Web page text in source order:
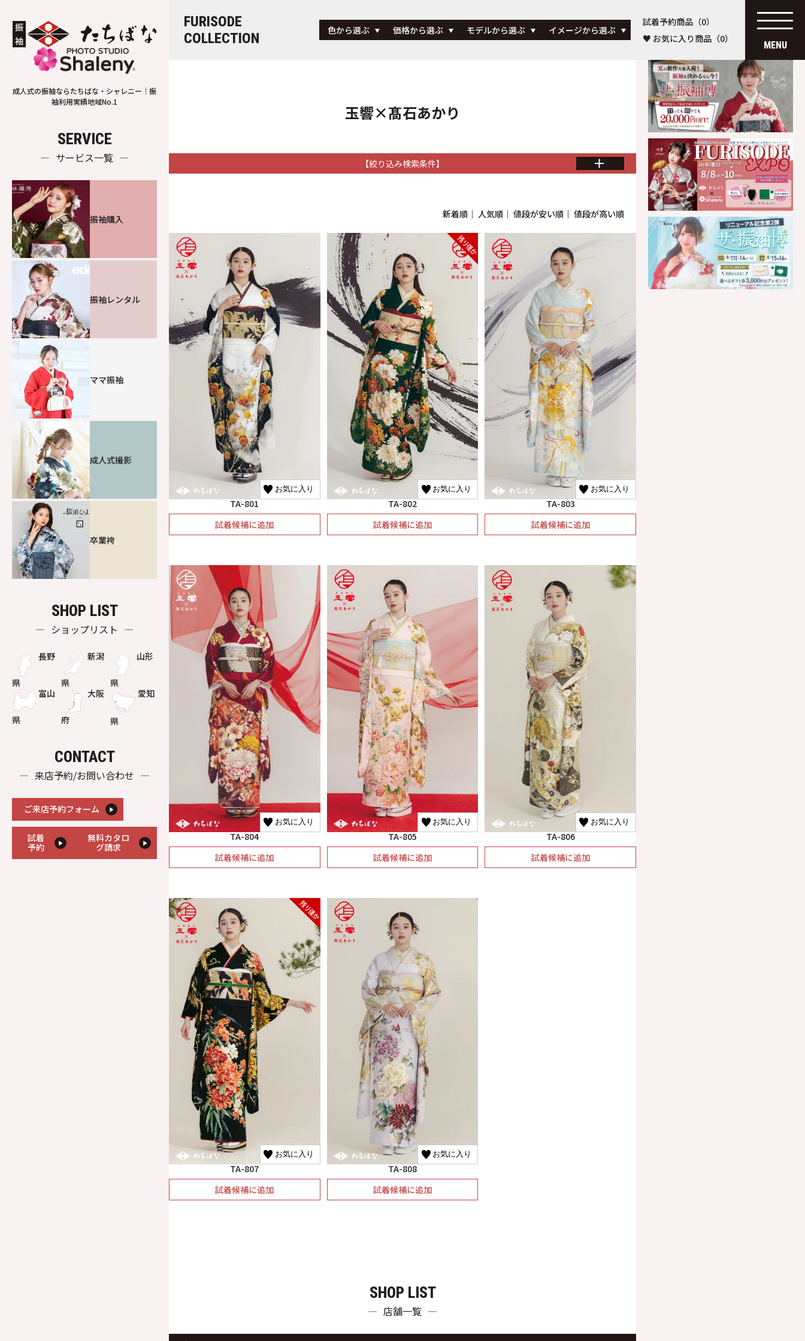
FURISODE
COLLECTION
色から選ぶ 価格から選ぶ モデルから選ぶ イメージから選ぶ
試着予約商品（0）
♥ お気に入り商品（0）
MENU
玉響×髙石あかり
【絞り込み検索条件】
新着順 ｜ 人気順 ｜ 値段が安い順 ｜ 値段が高い順
お気に入り
TA-801
試着候補に追加
お気に入り
TA-802
試着候補に追加
お気に入り
TA-803
試着候補に追加
お気に入り
TA-804
試着候補に追加
お気に入り
TA-805
試着候補に追加
お気に入り
TA-806
試着候補に追加
お気に入り
TA-807
試着候補に追加
お気に入り
TA-808
試着候補に追加
成人式の振袖ならたちばな・シャレニー｜振
袖利用実績地域No.1
SERVICE
サービス一覧
振袖購入
振袖レンタル
ママ振袖
成人式撮影
卒業袴
SHOP LIST
ショップリスト
長野
県
新潟
県
山形
県
富山
県
大阪
府
愛知
県
CONTACT
来店予約/お問い合わせ
ご来店予約フォーム
試着
予約
無料カタロ
グ請求
SHOP LIST
店舗一覧